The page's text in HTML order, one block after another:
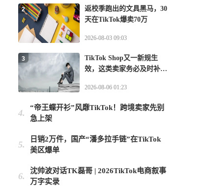
返校季跑出的文具黑马，30
天在TikTok爆卖70万
2026-08-03 09:03
2
TikTok Shop又一新规生
效，这类卖家务必及时补齐
2026-08-06 01:23
3
4.
“帝王蝶开衫”风靡TikTok！跨境卖家先别
急上架
5.
日销2万件，国产“潘多拉手链”在TikTok
美区爆单
6.
沈帅波对话TK磊哥 | 2026TikTok电商叙事
万字实录